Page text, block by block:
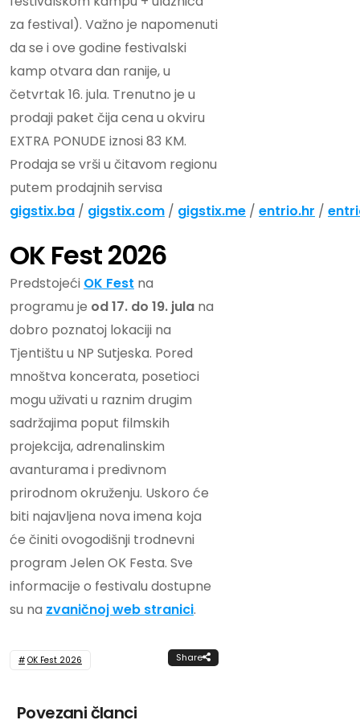
za festival). Važno je napomenuti
da se i ove godine festivalski
kamp otvara dan ranije, u
četvrtak 16. jula. Trenutno je u
prodaji paket čija cena u okviru
EXTRA PONUDE iznosi 83 KM.
Prodaja se vrši u čitavom regionu
putem prodajnih servisa
gigstix.ba / gigstix.com / gigstix.me / entrio.hr /
OK Fest 2026
Predstojeći OK Fest na
programu je od 17. do 19. jula na
dobro poznatoj lokaciji na
Tjentištu u NP Sutjeska. Pored
mnoštva koncerata, posetioci
mogu uživati u raznim drugim
sadržajima poput filmskih
projekcija, adrenalinskim
avanturama i predivnom
prirodnom okruženju. Uskoro će
biti najavljena nova imena koja
će činiti ovogodišnji trodnevni
program Jelen OK Festa. Sve
informacije o festivalu dostupne
su na zvaničnoj web stranici.
OK Fest 2026 Share
Povezani članci